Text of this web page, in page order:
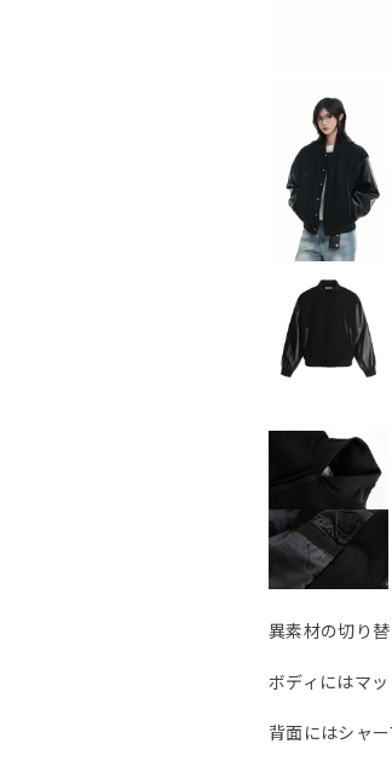
異素材の切り
ボディにはマ
背面にはシャ